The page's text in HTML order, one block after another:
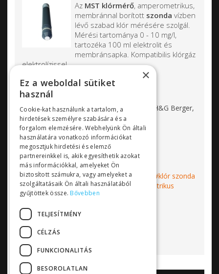
Az MST klórmérő, amperometrikus,
membránnal borított szonda vízben
lévő szabad klór mérésére szolgál.
Mérési tartománya 0 - 10 mg/l,
tartozéka 100 ml elektrolit és
membránsapka. Kompatibilis klórgáz
elektrolízissel.
Jellemzők:
Termék száma: 20405
Gyártó: MST Hockenheim (korábban H&G Berger,
EDO)
Anyag: PVC ház, arany elektróda
Csatlakozás: 1” menet
Kábel csatlakozó: 4 pólus
Címkék: MST Hockenheim klórmérő
klór szonda
klór érzékelő
klór szenzor
amperometrikus
érzékelő
Bővebben...
×
Ez a weboldal sütiket
használ
Cookie-kat használunk a tartalom, a
hirdetések személyre szabására és a
forgalom elemzésére. Webhelyünk Ön általi
használatára vonatkozó információkat
megosztjuk hirdetési és elemző
partnereinkkel is, akik egyesíthetik azokat
más információkkal, amelyeket Ön
biztosított számukra, vagy amelyeket a
szolgáltatásaik Ön általi használatából
gyűjtöttek össze. Bővebben
TELJESÍTMÉNY
CÉLZÁS
FUNKCIONALITÁS
BESOROLATLAN